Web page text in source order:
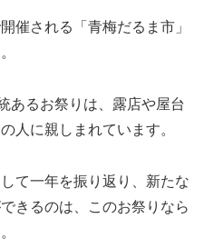
催される「青梅だるま市」
あるお祭りは、露店や屋台
人に親しまれています。
て一年を振り返り、新たな
きるのは、このお祭りなら